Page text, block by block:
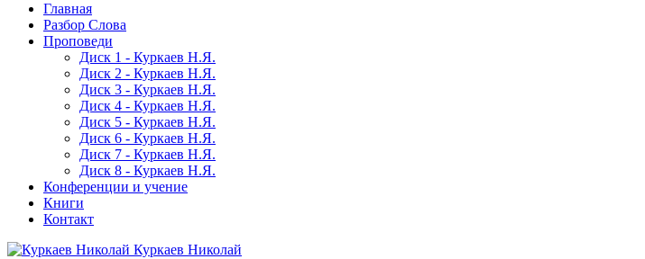
Главная
Разбор Слова
Проповеди
Диск 1 - Куркаев Н.Я.
Диск 2 - Куркаев Н.Я.
Диск 3 - Куркаев Н.Я.
Диск 4 - Куркаев Н.Я.
Диск 5 - Куркаев Н.Я.
Диск 6 - Куркаев Н.Я.
Диск 7 - Куркаев Н.Я.
Диск 8 - Куркаев Н.Я.
Конференции и учение
Книги
Контакт
Куркаев Николай